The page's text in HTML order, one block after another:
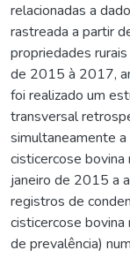
relacionadas a
rastreada a partir
propriedades
de 2015 à 2017,
foi realizado um
transversal
simultaneamente
cisticercose
janeiro de 2015 a
registros de
cisticercose
de prevalência)